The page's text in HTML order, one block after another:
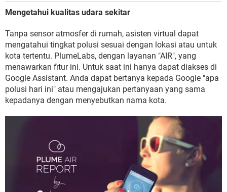
Mengetahui kualitas udara sekitar
Tanpa sensor atmosfer di rumah, asisten virtual dapat
mengatahui tingkat polusi sesuai dengan lokasi atau untuk
kota tertentu. PlumeLabs, dengan layanan "AIR", yang
menawarkan fitur ini. Untuk saat ini hanya dapat diakses di
Google Assistant. Anda dapat bertanya kepada Google "apa
polusi hari ini" atau mengajukan pertanyaan yang sama
kepadanya dengan menyebutkan nama kota.